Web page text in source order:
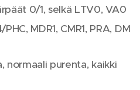
0/1, selkä LTV0, VA0
MDR1, CMR1, PRA, DM
normaali purenta, kaikki